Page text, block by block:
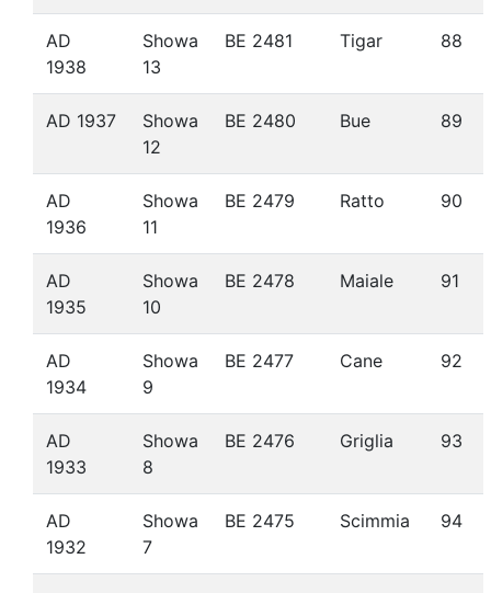
AD
1938
Showa
13
BE 2481 Tigar 88
AD 1937
Showa
12
BE 2480 Bue 89
AD
1936
Showa
11
BE 2479 Ratto 90
AD
1935
Showa
10
BE 2478 Maiale 91
AD
1934
Showa
9
BE 2477 Cane 92
AD
1933
Showa
8
BE 2476 Griglia 93
AD
1932
Showa
7
BE 2475 Scimmia 94